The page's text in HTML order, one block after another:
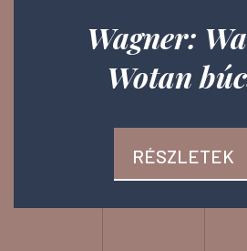
Wagner:
Wotan
RÉSZLETEK